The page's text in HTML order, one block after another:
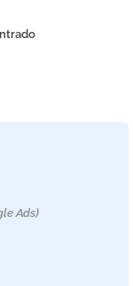
Ads)